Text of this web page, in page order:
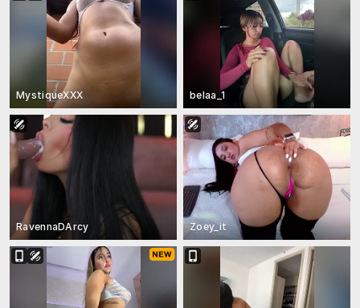
MystiqueXXX belaa_1
RavennaDArcy Zoey_it